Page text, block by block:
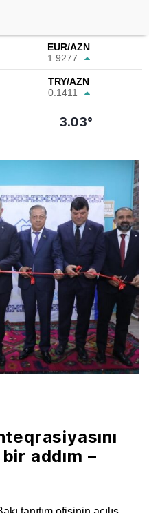
EUR/AZN
1.9277
TRY/AZN
0.1411
3.03°
addım –